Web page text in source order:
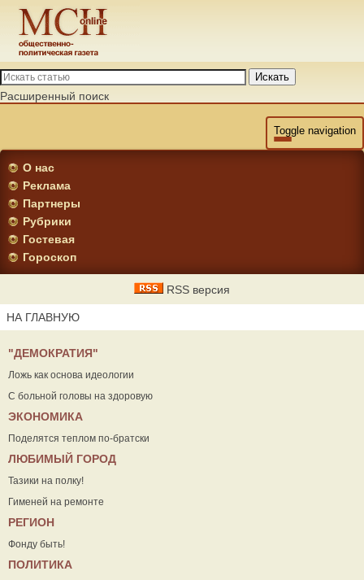
Искать
Расширенный поиск
Toggle navigation
О нас
Реклама
Партнеры
Рубрики
Гостевая
Гороскоп
RSS версия
НА ГЛАВНУЮ
"ДЕМОКРАТИЯ"
Ложь как основа идеологии
С больной головы на здоровую
ЭКОНОМИКА
Поделятся теплом по-братски
ЛЮБИМЫЙ ГОРОД
Тазики на полку!
Гименей на ремонте
РЕГИОН
Фонду быть!
ПОЛИТИКА